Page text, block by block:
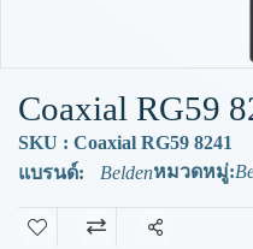
Coaxial RG59
SKU : Coaxial RG59 8241
แบรนด์:
Beldenหมวดหมู่:
แชร์